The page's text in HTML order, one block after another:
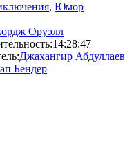
, Юмор
Оруэлл
14:28:47
Джахангир Абдуллаев
Бендер